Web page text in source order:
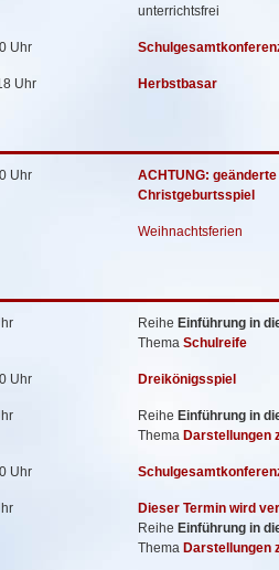
unterrichtsfrei
Uhr
Uhr Herbstbasar
Uhr
ACHTUNG:
Christgeburtsspiel
Weihnachtsferien
Reihe Einführung in
Thema Schulreife
Uhr Dreikönigsspiel
Reihe Einführung in
Thema Darstellungen
Uhr
Dieser Termin wird
Reihe Einführung in
Thema Darstellungen